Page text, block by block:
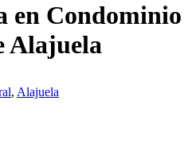
en Condominio
Alajuela
, Alajuela